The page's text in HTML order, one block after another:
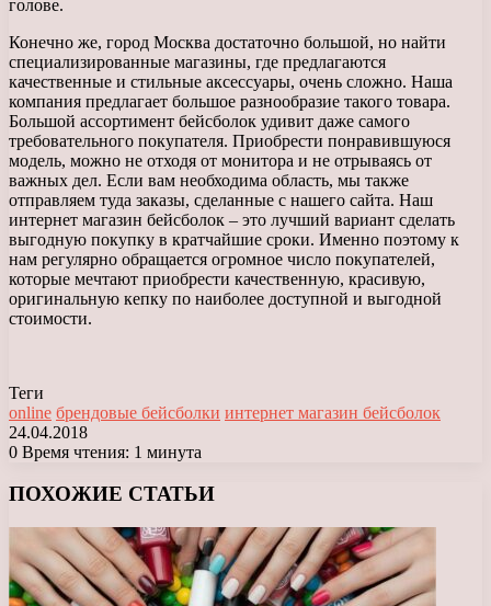
голове.
Конечно же, город Москва достаточно большой, но найти
специализированные магазины, где предлагаются
качественные и стильные аксессуары, очень сложно. Наша
компания предлагает большое разнообразие такого товара.
Большой ассортимент бейсболок удивит даже самого
требовательного покупателя. Приобрести понравившуюся
модель, можно не отходя от монитора и не отрываясь от
важных дел. Если вам необходима область, мы также
отправляем туда заказы, сделанные с нашего сайта. Наш
интернет магазин бейсболок – это лучший вариант сделать
выгодную покупку в кратчайшие сроки. Именно поэтому к
нам регулярно обращается огромное число покупателей,
которые мечтают приобрести качественную, красивую,
оригинальную кепку по наиболее доступной и выгодной
стоимости.
Теги
online брендовые бейсболки интернет магазин бейсболок
24.04.2018
0 Время чтения: 1 минута
ПОХОЖИЕ СТАТЬИ